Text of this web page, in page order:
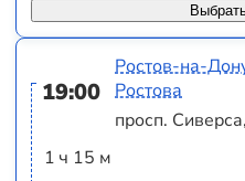
19:00
1 ч 15 м
Ростов-на-
Ростова
просп.